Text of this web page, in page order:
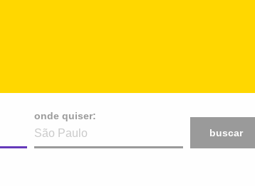
onde quiser:
buscar